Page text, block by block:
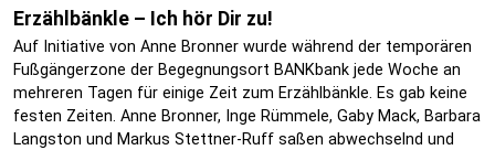
Erzählbänkle – Ich hör Dir zu!
Auf Initiative von Anne Bronner wurde während der temporären
Fußgängerzone der Begegnungsort BANKbank jede Woche an
mehreren Tagen für einige Zeit zum Erzählbänkle. Es gab keine
festen Zeiten. Anne Bronner, Inge Rümmele, Gaby Mack, Barbara
Langston und Markus Stettner-Ruff saßen abwechselnd und